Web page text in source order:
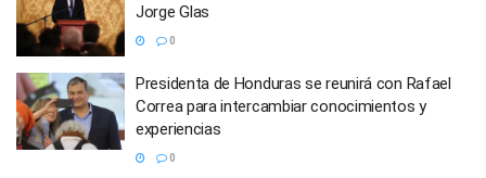
Jorge Glas
0
Presidenta de Honduras se reunirá con Rafael
Correa para intercambiar conocimientos y
experiencias
0